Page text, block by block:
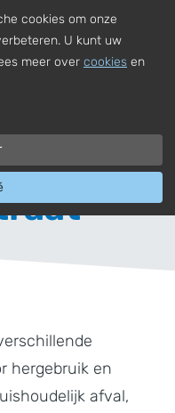
Nederlands
hergebruik en
afval,
cookies om onze
U kunt uw
meer over cookies en